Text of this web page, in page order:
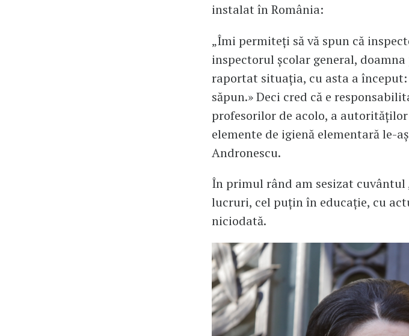
instalat în România:
„Îmi permiteți să vă spun că
inspectorul școlar general,
raportat situația, cu asta a
săpun.» Deci cred că e
profesorilor de acolo, a
elemente de igienă elementară le-
Andronescu.
În primul rând am sesizat cuvântul
lucruri, cel puțin în educație, cu
niciodată.